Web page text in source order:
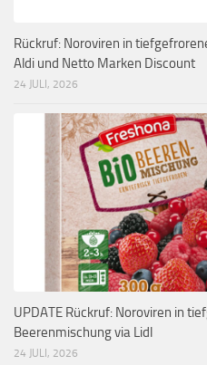
Rückruf: Noroviren in
Aldi und Netto Marken Discount
24 JULI, 2026
UPDATE Rückruf: Noroviren in
Beerenmischung via Lidl
24 JULI, 2026